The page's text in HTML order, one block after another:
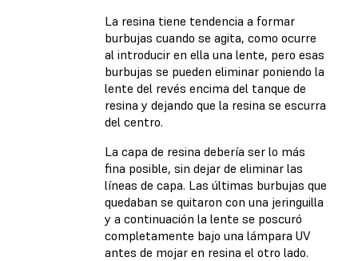
La resina tiene tendencia a formar
burbujas cuando se agita, como ocurre
al introducir en ella una lente, pero esas
burbujas se pueden eliminar poniendo la
lente del revés encima del tanque de
resina y dejando que la resina se escurra
del centro.
La capa de resina debería ser lo más
fina posible, sin dejar de eliminar las
líneas de capa. Las últimas burbujas que
quedaban se quitaron con una jeringuilla
y a continuación la lente se poscuró
completamente bajo una lámpara UV
antes de mojar en resina el otro lado.